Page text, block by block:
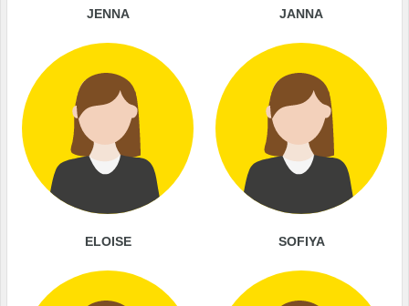
JENNA JANNA
ELOISE SOFIYA